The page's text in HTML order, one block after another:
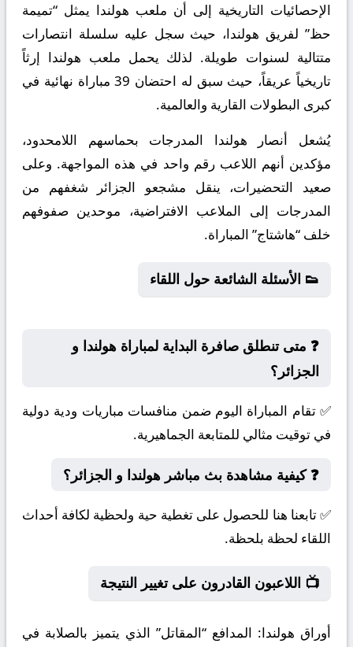
الإحصائيات التاريخية إلى أن ملعب هولندا يمثل “تميمة
حظ” لفريق هولندا، حيث سجل عليه سلسلة انتصارات
متتالية لسنوات طويلة. لذلك يحمل ملعب هولندا إرثاً
تاريخياً عريقاً، حيث سبق له احتضان 39 مباراة نهائية في
كبرى البطولات القارية والعالمية.
يُشعل أنصار هولندا المدرجات بحماسهم اللامحدود،
مؤكدين أنهم اللاعب رقم واحد في هذه المواجهة. وعلى
صعيد التحضيرات، ينقل مشجعو الجزائر شغفهم من
المدرجات إلى الملاعب الافتراضية، موحدين صفوفهم
خلف “هاشتاج” المباراة.
👟 الأسئلة الشائعة حول اللقاء
❓ متى تنطلق صافرة البداية لمباراة هولندا و
الجزائر؟
✅ تقام المباراة اليوم ضمن منافسات مباريات ودية دولية
في توقيت مثالي للمتابعة الجماهيرية.
❓ كيفية مشاهدة بث مباشر هولندا و الجزائر؟
✅ تابعنا هنا للحصول على تغطية حية ولحظية لكافة أحداث
اللقاء لحظة بلحظة.
📺 اللاعبون القادرون على تغيير النتيجة
أوراق هولندا: المدافع “المقاتل” الذي يتميز بالصلابة في